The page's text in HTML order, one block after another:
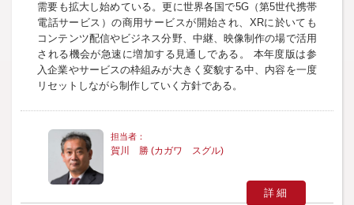
需要も拡大し始めている。更に世界各国で5G（第5世代携帯
電話サービス）の商用サービスが開始され、XRに於いても
コンテンツ配信やビジネス分野、中継、映像制作の場で活用
される機会が急速に増加する見通しである。 本年度版は参
入企業やサービスの枠組みが大きく変貌する中、内容を一度
リセットしながら制作していく方針である。
賀川 勝 (カガワ スグル)
詳細